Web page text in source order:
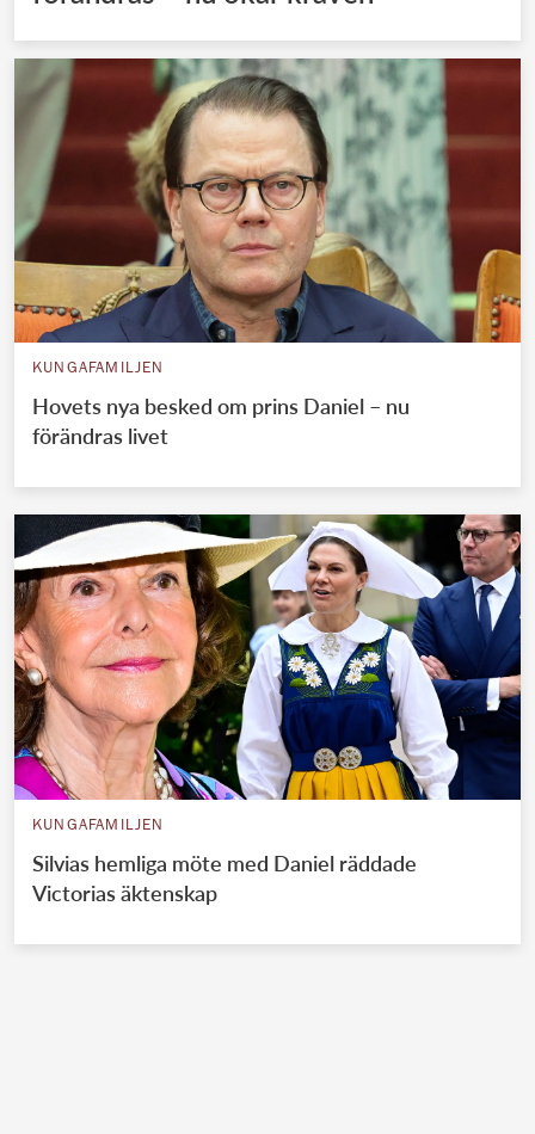
KUNGAFAMILJEN
Hovets nya besked om prins Daniel – nu
förändras livet
KUNGAFAMILJEN
Silvias hemliga möte med Daniel räddade
Victorias äktenskap